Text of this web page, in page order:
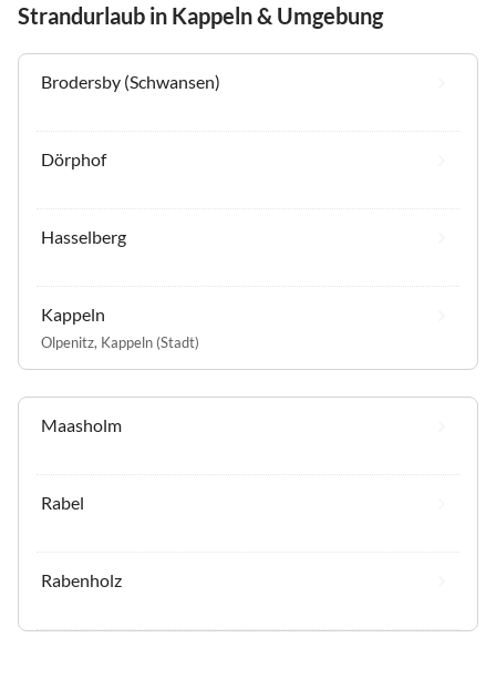
Strandurlaub in Kappeln & Umgebung
Brodersby (Schwansen)
Dörphof
Hasselberg
Kappeln
Olpenitz, Kappeln (Stadt)
Maasholm
Rabel
Rabenholz